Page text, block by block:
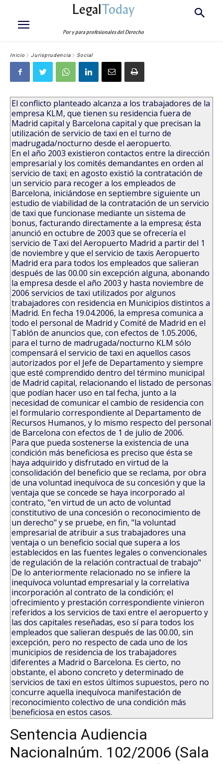
LegalToday
Por y para profesionales del Derecho
Inicio Jurisprudencia Social
El conflicto planteado alcanza a los trabajadores de la
empresa KLM, que tienen su residencia fuera de
Madrid capital y Barcelona capital y que precisan la
utilización de servicio de taxi en el turno de
madrugada/nocturno desde el aeropuerto.
En el año 2003 existieron contactos entre la dirección
empresarial y los comités demandantes en orden al
servicio de taxi; en agosto existió la contratación de
un servicio para recoger a los empleados de
Barcelona, iniciándose en septiembre siguiente un
estudio de viabilidad de la contratación de un servicio
de taxi que funcionase mediante un sistema de
bonus, facturando directamente a la empresa; ésta
anunció en octubre de 2003 que se ofrecería el
servicio de Taxi del Aeropuerto Madrid a partir del 1
de noviembre y que el servicio de taxis Aeropuerto
Madrid era para todos los empleados que salieran
después de las 00.00 sin excepción alguna, abonando
la empresa desde el año 2003 y hasta noviembre de
2006 servicios de taxi utilizados por algunos
trabajadores con residencia en Municipios distintos a
Madrid. En fecha 19.04.2006, la empresa comunica a
todo el personal de Madrid y Comité de Madrid en el
Tablón de anuncios que, con efectos de 1.05.2006,
para el turno de madrugada/nocturno KLM sólo
compensará el servicio de taxi en aquellos casos
autorizados por el Jefe de Departamento y siempre
que esté comprendido dentro del término municipal
de Madrid capital, relacionando el listado de personas
que podían hacer uso en tal fecha, junto a la
necesidad de comunicar el cambio de residencia con
el formulario correspondiente al Departamento de
Recursos Humanos, y lo mismo respecto del personal
de Barcelona con efectos de 1 de julio de 2006.
Para que pueda sostenerse la existencia de una
condición más beneficiosa es preciso que ésta se
haya adquirido y disfrutado en virtud de la
consolidación del beneficio que se reclama, por obra
de una voluntad inequívoca de su concesión y que la
ventaja que se concede se haya incorporado al
contrato, "en virtud de un acto de voluntad
constitutivo de una concesión o reconocimiento de
un derecho" y se pruebe, en fin, "la voluntad
empresarial de atribuir a sus trabajadores una
ventaja o un beneficio social que supera a los
establecidos en las fuentes legales o convencionales
de regulación de la relación contractual de trabajo"
De lo anteriormente relacionado no se infiere la
inequívoca voluntad empresarial y la correlativa
incorporación al contrato de la condición; el
ofrecimiento y prestación correspondiente vinieron
referidos a los servicios de taxi entre el aeropuerto y
las dos capitales reseñadas, eso sí para todos los
empleados que salieran después de las 00.00, sin
excepción, pero no respecto de cada uno de los
municipios de residencia de los trabajadores
diferentes a Madrid o Barcelona. Es cierto, no
obstante, el abono concreto y determinado de
servicios de taxi en estos últimos supuestos, pero no
concurre aquella inequívoca manifestación de
reconocimiento colectivo de una condición más
beneficiosa en estos casos.
Sentencia Audiencia
Nacionalnúm. 102/2006 (Sala